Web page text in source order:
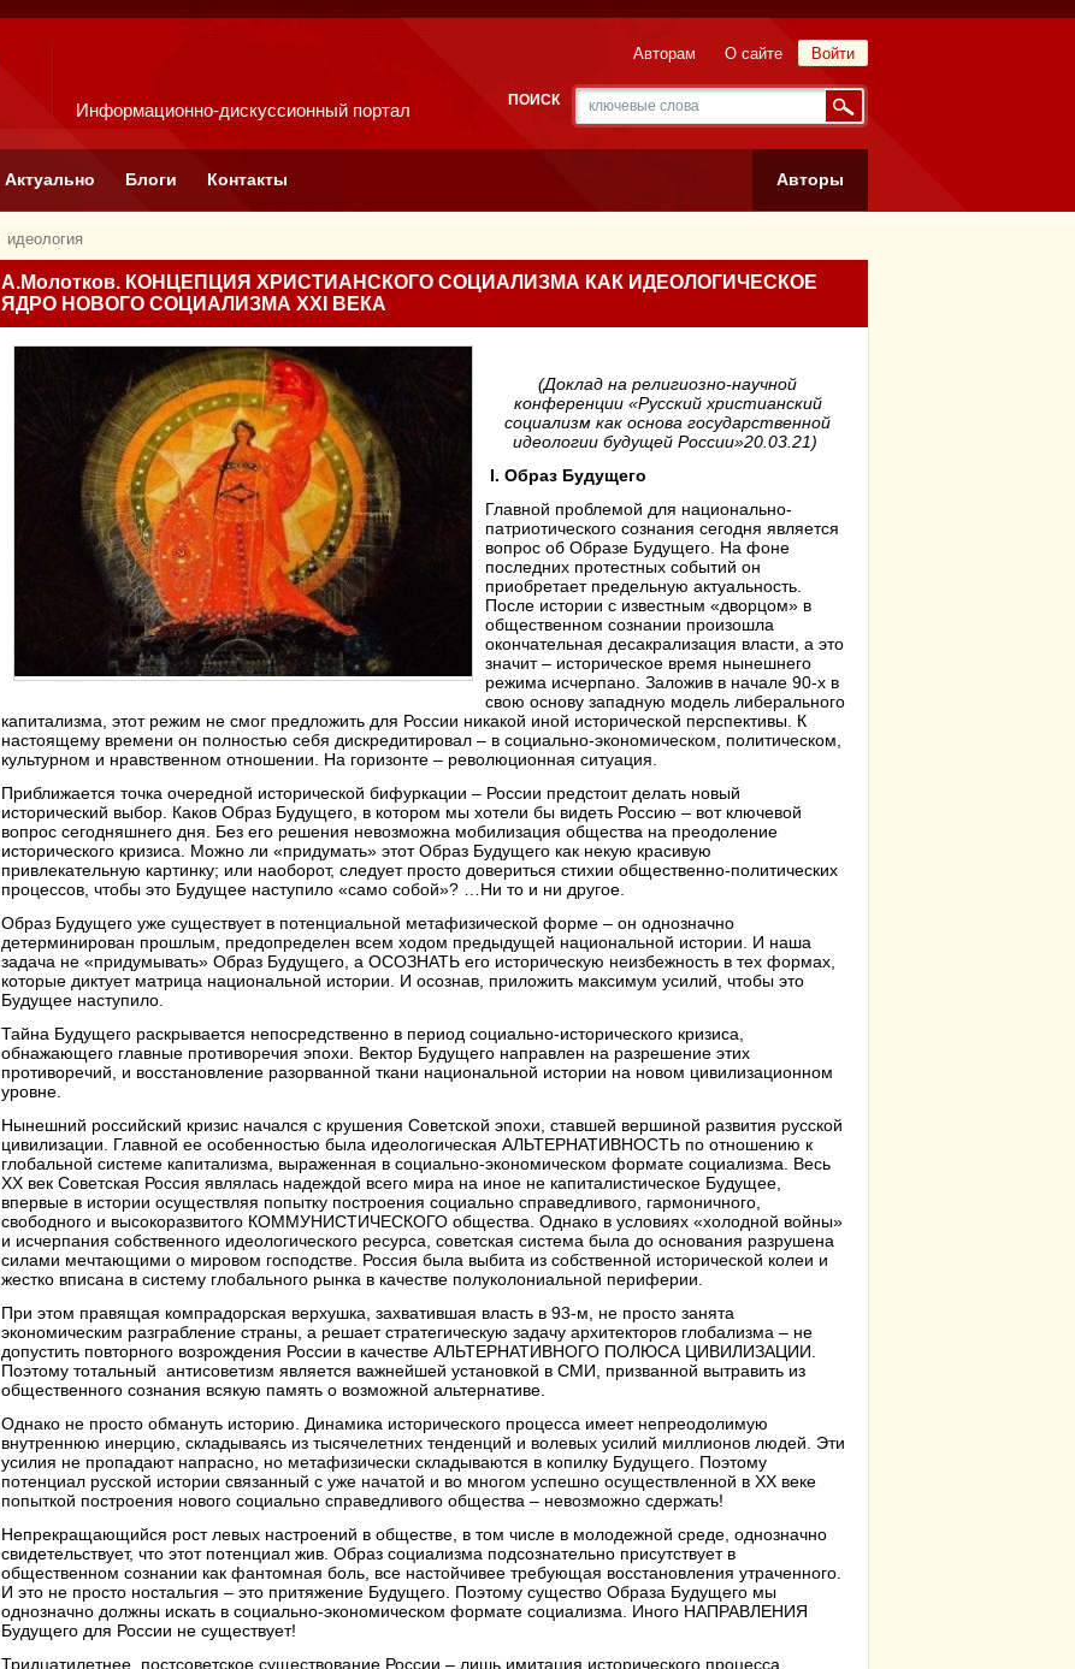
Информационно-дискуссионный портал
Войти
Авторам О сайте
ПОИСК
Актуально Блоги Контакты Авторы
идеология
А.Молотков. КОНЦЕПЦИЯ ХРИСТИАНСКОГО СОЦИАЛИЗМА КАК ИДЕОЛОГИЧЕСКОЕ
ЯДРО НОВОГО СОЦИАЛИЗМА XXI ВЕКА
(Доклад на религиозно-научной
конференции «Русский христианский
социализм как основа государственной
идеологии будущей России»20.03.21)
I. Образ Будущего
Главной проблемой для национально-
патриотического сознания сегодня является
вопрос об Образе Будущего. На фоне
последних протестных событий он
приобретает предельную актуальность.
После истории с известным «дворцом» в
общественном сознании произошла
окончательная десакрализация власти, а это
значит – историческое время нынешнего
режима исчерпано. Заложив в начале 90-х в
свою основу западную модель либерального
капитализма, этот режим не смог предложить для России никакой иной исторической перспективы. К
настоящему времени он полностью себя дискредитировал – в социально-экономическом, политическом,
культурном и нравственном отношении. На горизонте – революционная ситуация.
Приближается точка очередной исторической бифуркации – России предстоит делать новый
исторический выбор. Каков Образ Будущего, в котором мы хотели бы видеть Россию – вот ключевой
вопрос сегодняшнего дня. Без его решения невозможна мобилизация общества на преодоление
исторического кризиса. Можно ли «придумать» этот Образ Будущего как некую красивую
привлекательную картинку; или наоборот, следует просто довериться стихии общественно-политических
процессов, чтобы это Будущее наступило «само собой»? …Ни то и ни другое.
Образ Будущего уже существует в потенциальной метафизической форме – он однозначно
детерминирован прошлым, предопределен всем ходом предыдущей национальной истории. И наша
задача не «придумывать» Образ Будущего, а ОСОЗНАТЬ его историческую неизбежность в тех формах,
которые диктует матрица национальной истории. И осознав, приложить максимум усилий, чтобы это
Будущее наступило.
Тайна Будущего раскрывается непосредственно в период социально-исторического кризиса,
обнажающего главные противоречия эпохи. Вектор Будущего направлен на разрешение этих
противоречий, и восстановление разорванной ткани национальной истории на новом цивилизационном
уровне.
Нынешний российский кризис начался с крушения Советской эпохи, ставшей вершиной развития русской
цивилизации. Главной ее особенностью была идеологическая АЛЬТЕРНАТИВНОСТЬ по отношению к
глобальной системе капитализма, выраженная в социально-экономическом формате социализма. Весь
XX век Советская Россия являлась надеждой всего мира на иное не капиталистическое Будущее,
впервые в истории осуществляя попытку построения социально справедливого, гармоничного,
свободного и высокоразвитого КОММУНИСТИЧЕСКОГО общества. Однако в условиях «холодной войны»
и исчерпания собственного идеологического ресурса, советская система была до основания разрушена
силами мечтающими о мировом господстве. Россия была выбита из собственной исторической колеи и
жестко вписана в систему глобального рынка в качестве полуколониальной периферии.
При этом правящая компрадорская верхушка, захватившая власть в 93-м, не просто занята
экономическим разграбление страны, а решает стратегическую задачу архитекторов глобализма – не
допустить повторного возрождения России в качестве АЛЬТЕРНАТИВНОГО ПОЛЮСА ЦИВИЛИЗАЦИИ.
Поэтому тотальный антисоветизм является важнейшей установкой в СМИ, призванной вытравить из
общественного сознания всякую память о возможной альтернативе.
Однако не просто обмануть историю. Динамика исторического процесса имеет непреодолимую
внутреннюю инерцию, складываясь из тысячелетних тенденций и волевых усилий миллионов людей. Эти
усилия не пропадают напрасно, но метафизически складываются в копилку Будущего. Поэтому
потенциал русской истории связанный с уже начатой и во многом успешно осуществленной в XX веке
попыткой построения нового социально справедливого общества – невозможно сдержать!
Непрекращающийся рост левых настроений в обществе, в том числе в молодежной среде, однозначно
свидетельствует, что этот потенциал жив. Образ социализма подсознательно присутствует в
общественном сознании как фантомная боль, все настойчивее требующая восстановления утраченного.
И это не просто ностальгия – это притяжение Будущего. Поэтому существо Образа Будущего мы
однозначно должны искать в социально-экономическом формате социализма. Иного НАПРАВЛЕНИЯ
Будущего для России не существует!
Тридцатилетнее постсоветское существование России – лишь имитация исторического процесса,